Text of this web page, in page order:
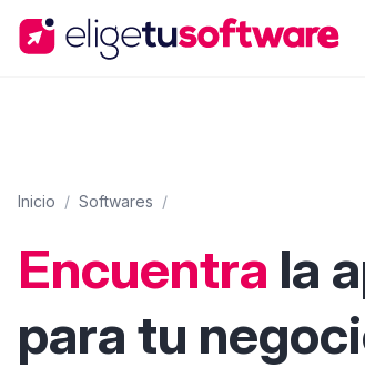
Inicio / Softwares /
Encuentra la
para tu